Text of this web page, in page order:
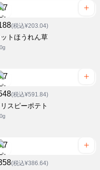
(税込¥203.04)
トほうれん草
(税込¥591.84)
スピーポテト
(税込¥386.64)